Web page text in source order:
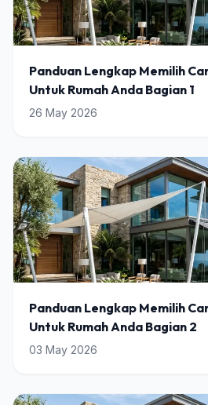
Panduan Lengkap Memilih
Untuk Rumah Anda Bagian 1
26 May 2026
Panduan Lengkap Memilih
Untuk Rumah Anda Bagian 2
03 May 2026